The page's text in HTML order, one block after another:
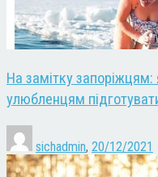
На замітку
улюбленцям
sichadmin, 20/12/2021